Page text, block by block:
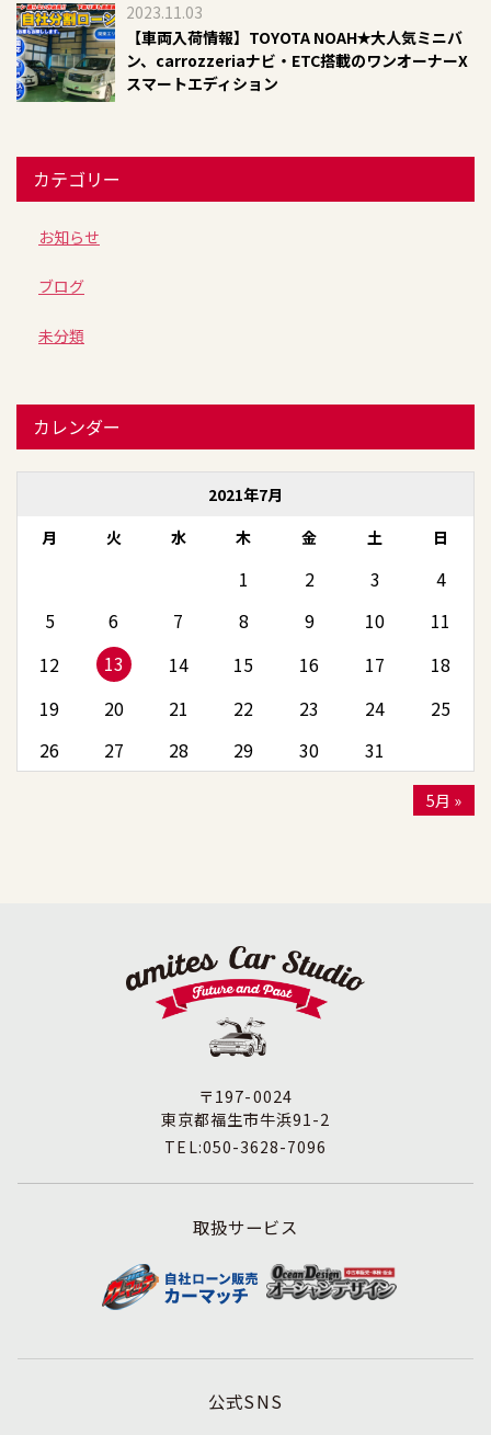
2023.11.03
【車両入荷情報】TOYOTA NOAH✭大人気ミニバ
ン、carrozzeriaナビ・ETC搭載のワンオーナーX
スマートエディション
カテゴリー
お知らせ
ブログ
未分類
カレンダー
2021年7月
月
火 水 木 金 土 日
1 2 3
4
5
6 7 8 9 10
11
12
13 14 15 16 17
18
19
20 21 22 23 24
25
26
27 28 29 30 31
5月 »
〒197-0024
東京都福生市牛浜91-2
TEL:050-3628-7096
取扱サービス
公式SNS